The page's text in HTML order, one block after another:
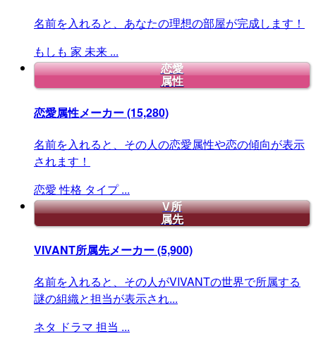
名前を入れると、あなたの理想の部屋が完成します！
もしも 家 未来 ...
恋愛
属性
恋愛属性メーカー(15,280)
名前を入れると、その人の恋愛属性や恋の傾向が表示
されます！
恋愛 性格 タイプ ...
V所
属先
VIVANT所属先メーカー(5,900)
名前を入れると、その人がVIVANTの世界で所属する
謎の組織と担当が表示され...
ネタ ドラマ 担当 ...